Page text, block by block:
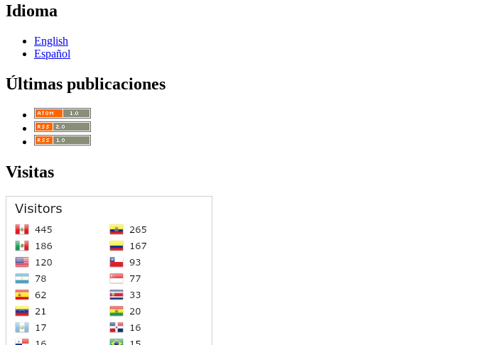
Idioma
English
Español
Últimas publicaciones
Visitas